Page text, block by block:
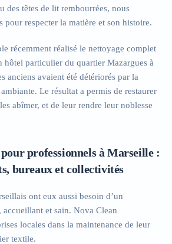
des têtes de lit rembourrées, nous
pour respecter la matière et son histoire.
récemment réalisé le nettoyage complet
hôtel particulier du quartier Mazargues à
anciens avaient été détériorés par la
Le résultat a permis de restaurer
abîmer, et de leur rendre leur noblesse
professionnels à Marseille :
bureaux et collectivités
ont eux aussi besoin d’un
et sain. Nova Clean
locales dans la maintenance de leur
textile.